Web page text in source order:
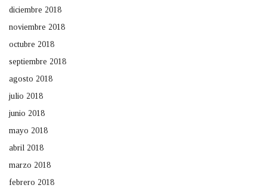
diciembre 2018
noviembre 2018
octubre 2018
septiembre 2018
agosto 2018
julio 2018
junio 2018
mayo 2018
abril 2018
marzo 2018
febrero 2018